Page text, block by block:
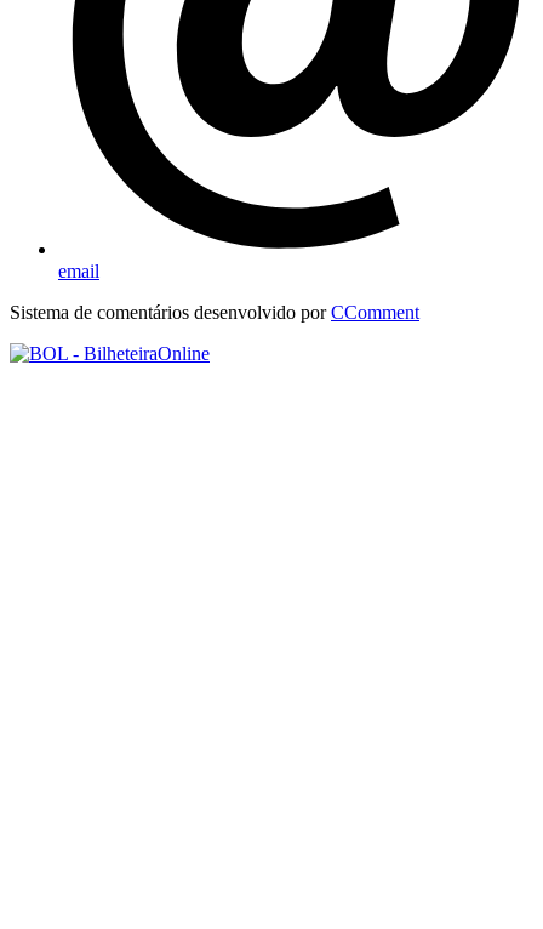
email
Sistema de comentários desenvolvido porCComment